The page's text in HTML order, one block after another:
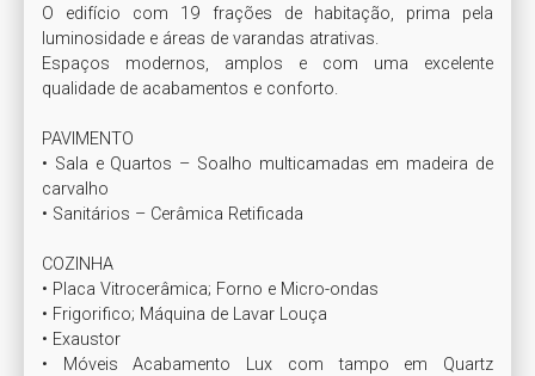
O edifício com 19 frações de habitação, prima pela
luminosidade e áreas de varandas atrativas.
Espaços modernos, amplos e com uma excelente
qualidade de acabamentos e conforto.
PAVIMENTO
• Sala e Quartos – Soalho multicamadas em madeira de
carvalho
• Sanitários – Cerâmica Retificada
COZINHA
• Placa Vitrocerâmica; Forno e Micro-ondas
• Frigorifico; Máquina de Lavar Louça
• Exaustor
• Móveis Acabamento Lux com tampo em Quartz